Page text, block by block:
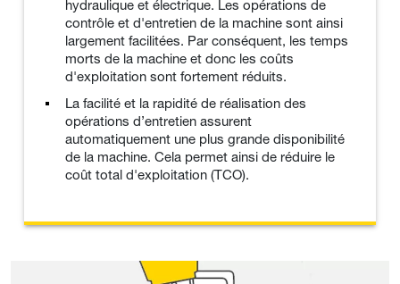
hydraulique et électrique. Les opérations de
contrôle et d'entretien de la machine sont ainsi
largement facilitées. Par conséquent, les temps
morts de la machine et donc les coûts
d'exploitation sont fortement réduits.
La facilité et la rapidité de réalisation des
opérations d’entretien assurent
automatiquement une plus grande disponibilité
de la machine. Cela permet ainsi de réduire le
coût total d'exploitation (TCO).